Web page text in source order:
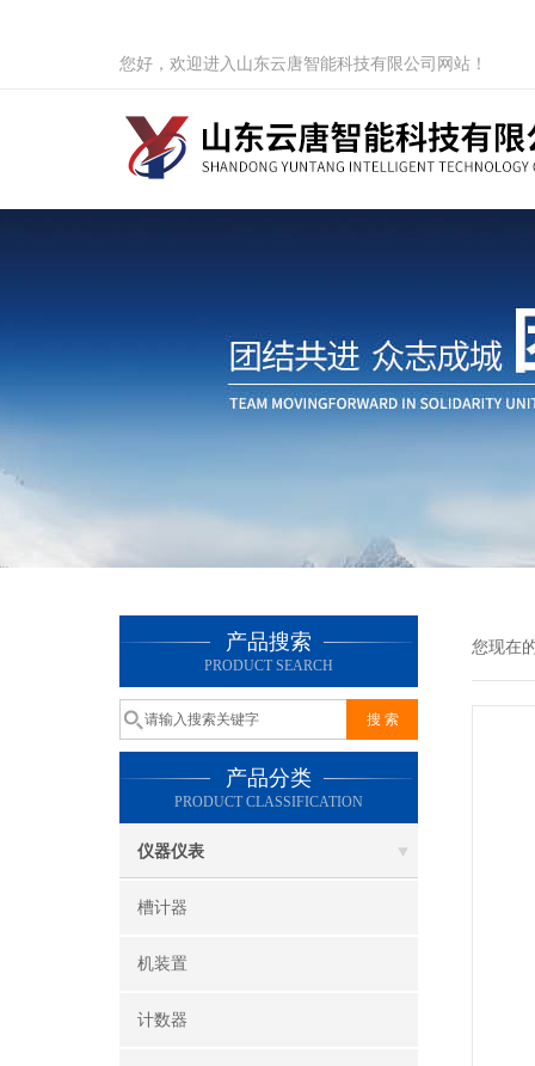
您好，欢迎进入山东云唐智能科技有限公司网站！
产品搜索
PRODUCT SEARCH
产品分类
PRODUCT CLASSIFICATION
仪器仪表
槽计器
机装置
计数器
您现在